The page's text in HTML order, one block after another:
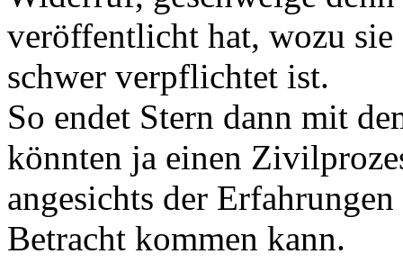
veröffentlicht hat, wozu sie
schwer verpflichtet ist.
So endet Stern dann mit
könnten ja einen
angesichts der
Betracht kommen kann.